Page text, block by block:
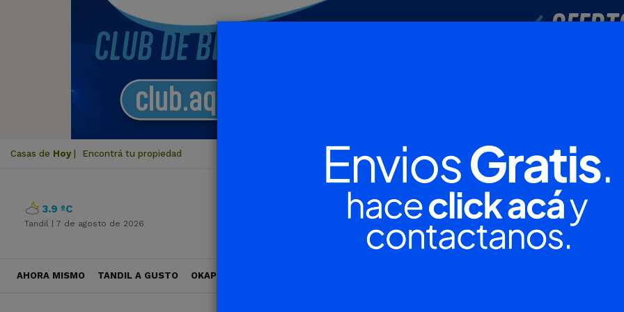
Casas de Hoy Encontrá tu propiedad
3.9 ºC
Tandil | 7 de agosto de 2026
AHORA MISMO TANDIL A GUSTO OKAPI VIAJES